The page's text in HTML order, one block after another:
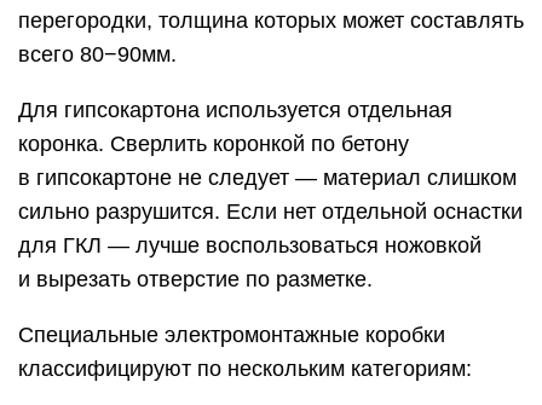
перегородки, толщина которых может составлять
всего 80−90мм.
Для гипсокартона используется отдельная
коронка. Сверлить коронкой по бетону
в гипсокартоне не следует — материал слишком
сильно разрушится. Если нет отдельной оснастки
для ГКЛ — лучше воспользоваться ножовкой
и вырезать отверстие по разметке.
Специальные электромонтажные коробки
классифицируют по нескольким категориям: